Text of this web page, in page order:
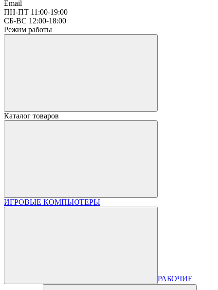
Email
ПН-ПТ 11:00-19:00
СБ-ВС 12:00-18:00
Режим работы
Каталог товаров
ИГРОВЫЕ КОМПЬЮТЕРЫ
РАБОЧИЕ